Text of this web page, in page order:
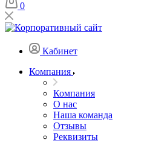
0
Кабинет
Компания
Компания
О нас
Наша команда
Отзывы
Реквизиты